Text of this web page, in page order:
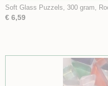
Soft Glass Puzzels, 300 gram,
€ 6,59